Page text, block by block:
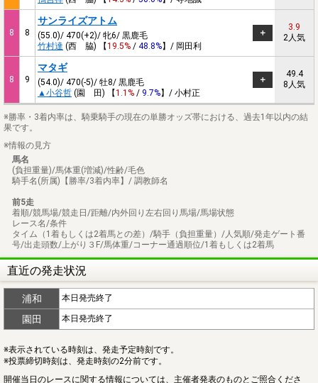
8 8
サンライズアトム
(55.0)/ 470(+2)/ 牝6/ 黒鹿毛
竹村達 (西 脇) 【19.5% / 48.8%】/ 岡田利
3.9
2人気
8 9
マタギ
(54.0)/ 470(-5)/ 牡8/ 黒鹿毛
▲小谷哲 (園 田) 【1.1% / 9.7%】/ 小村正
49.4
8人気
※勝率・3着内率は、騎乗騎手の現在の単勝オッズ帯における、過去1年以内の結
果です。
※情報の見方
馬名
(負担重量)/馬体重(増減)/性齢/毛色
騎手名(所属)【勝率/3着内率】/ 調教師名
前5走
着順/競馬場/競走日/距離/内外回り左右回り馬場/馬場状態
レース名/条件
タイム（1着もしくは2着馬との差）/騎手（負担重量）/人気順/発走ゲート番
号/出走頭数/上がり３F/馬体重/コーナー通過順位/1着もしくは2着馬
直近の発走状況
浦和 本日発売終了
園田 本日発売終了
※表示されている時刻は、発走予定時刻です。
※投票締切時刻は、発走時刻の2分前です。
開催当日のレースに関する情報については、主催者発表のものとご照合くださ